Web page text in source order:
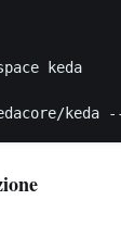
keda
keda --